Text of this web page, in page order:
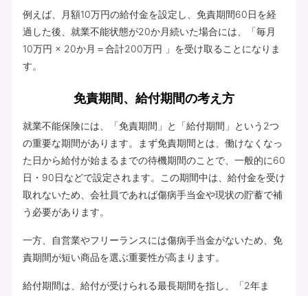
例えば、月額10万円の給付金を設定し、免責期間60日を経
過した後、就業不能状態が20か月続いた場合には、「毎月
10万円 × 20か月＝合計200万円 」を受け取ることになりま
す。
免責期間、給付期間の考え方
就業不能保険には、「免責期間」と「給付期間」という2つ
の重要な期間があります。まず免責期間とは、働けなくなっ
た日から給付が始まるまでの待機期間のことで、一般的に60
日・90日などで設定されます。この期間中は、給付金を受け
取れないため、会社員であれば傷病手当金や現状の貯蓄で補
う必要があります。
一方、自営業やフリーランスには傷病手当金がないため、免
責期間が短い商品を選ぶ重要性が高まります。
給付期間は、給付が受けられる最長期間を指し、「2年ま